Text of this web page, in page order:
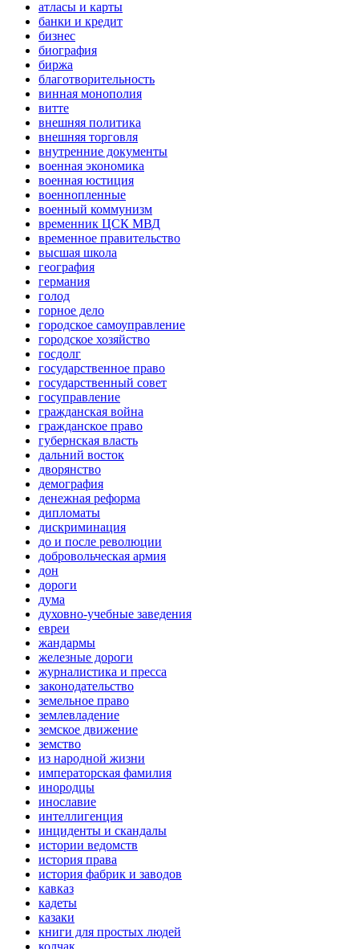
атласы и карты
банки и кредит
бизнес
биография
биржа
благотворительность
винная монополия
витте
внешняя политика
внешняя торговля
внутренние документы
военная экономика
военная юстиция
военнопленные
военный коммунизм
временник ЦСК МВД
временное правительство
высшая школа
география
германия
голод
горное дело
городское самоуправление
городское хозяйство
госдолг
государственное право
государственный совет
госуправление
гражданская война
гражданское право
губернская власть
дальний восток
дворянство
демография
денежная реформа
дипломаты
дискриминация
до и после революции
добровольческая армия
дон
дороги
дума
духовно-учебные заведения
евреи
жандармы
железные дороги
журналистика и пресса
законодательство
земельное право
землевладение
земское движение
земство
из народной жизни
императорская фамилия
инородцы
инославие
интеллигенция
инциденты и скандалы
истории ведомств
история права
история фабрик и заводов
кавказ
кадеты
казаки
книги для простых людей